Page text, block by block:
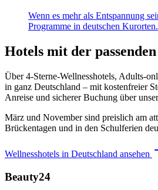
Wenn es mehr als Entspannung
Programme in deutschen Kurorten.
Hotels mit der
Über 4-Sterne-Wellnesshotels, Adults-
in ganz Deutschland – mit kostenfreier
Anreise und sicherer Buchung über
März und November sind preislich am
Brückentagen und in den Schulferien
Wellnesshotels in Deutschland ansehen
Beauty24